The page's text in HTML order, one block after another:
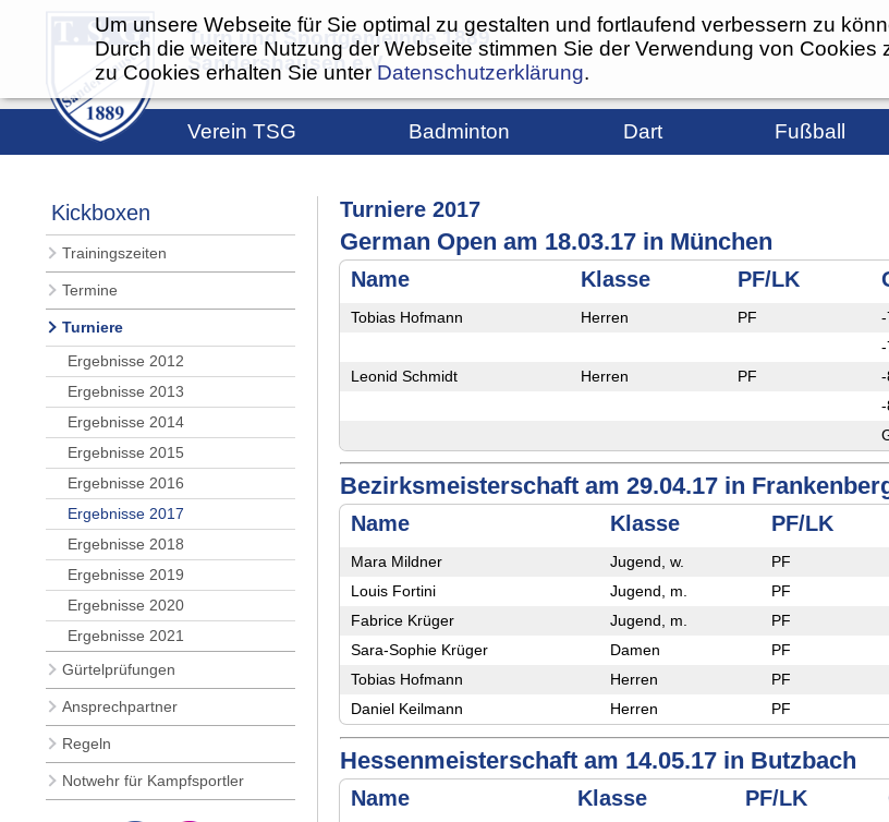
Kickboxen
Trainingszeiten
Termine
Turniere
Ergebnisse 2012
Ergebnisse 2013
Ergebnisse 2014
Ergebnisse 2015
Ergebnisse 2016
Ergebnisse 2017
Ergebnisse 2018
Ergebnisse 2019
Ergebnisse 2020
Ergebnisse 2021
Gürtelprüfungen
Ansprechpartner
Regeln
Notwehr für Kampfsportler
Turniere 2017
German Open am 18.03.17 in München
Name Klasse PF/LK
Tobias Hofmann Herren PF -
-
Leonid Schmidt
Herren PF -
-
Bezirksmeisterschaft am 29.04.17 in
Name Klasse PF/LK
Mara Mildner Jugend, w. PF
Louis Fortini
Jugend, m. PF
Fabrice Krüger
Jugend, m. PF
Sara-Sophie Krüger
Damen PF
Tobias Hofmann
Herren PF
Daniel Keilmann
Herren PF
Hessenmeisterschaft am 14.05.17 in Butzbach
Name Klasse PF/LK
Turn und Sportgemeinde 1889
Sandershausen e.V.
Verein TSG
Aufgaben des Vorstandes
Vereinsbeiträge
Jahreshauptversammlung
Badminton
Kontakt
Vorstand
Termine
Sommerturnier
Berichte
Dart Fußball
TSG Jugend
Alte Herren
Sponsoring
Zeiten
Um unsere Webseite für Sie optimal zu gestalten und fortlaufend verbessern zu
Durch die weitere Nutzung der Webseite stimmen Sie der Verwendung von Cookies
zu Cookies erhalten Sie unter Datenschutzerklärung.